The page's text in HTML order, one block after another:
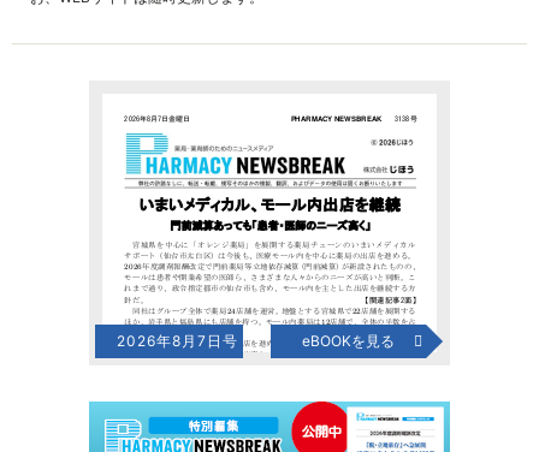
2026年8月7日号 eBOOKを見る